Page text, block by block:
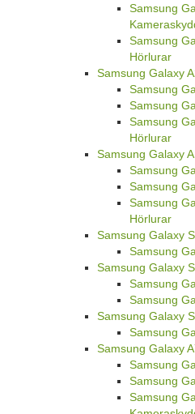
Samsung
Samsung
Hörlurar
Samsung Galaxy
Samsung
Samsung
Samsung
Hörlurar
Samsung Galaxy
Samsung
Samsung
Samsung
Hörlurar
Samsung Galaxy
Samsung
Samsung Galaxy
Samsung
Samsung
Samsung Galaxy
Samsung
Samsung Galaxy
Samsung
Samsung
Samsung